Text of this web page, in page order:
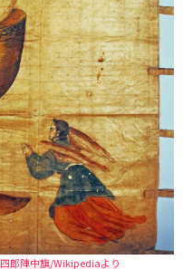
郎陣中旗/Wikipediaより